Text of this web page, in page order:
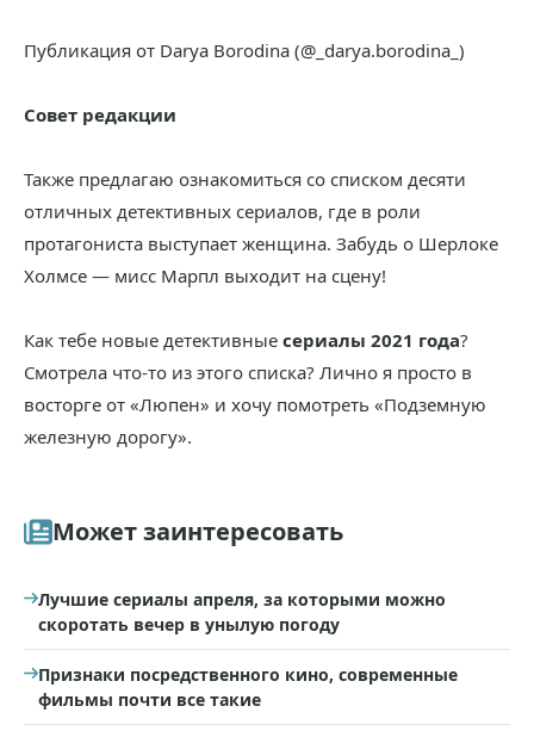
Публикация от Darya Borodina (@_darya.borodina_)
Совет редакции
Также предлагаю ознакомиться со списком десяти
отличных детективных сериалов, где в роли
протагониста выступает женщина. Забудь о Шерлоке
Холмсе — мисс Марпл выходит на сцену!
Как тебе новые детективные сериалы 2021 года?
Смотрела что-то из этого списка? Лично я просто в
восторге от «Люпен» и хочу помотреть «Подземную
железную дорогу».
Может заинтересовать
Лучшие сериалы апреля, за которыми можно
скоротать вечер в унылую погоду
Признаки посредственного кино, современные
фильмы почти все такие